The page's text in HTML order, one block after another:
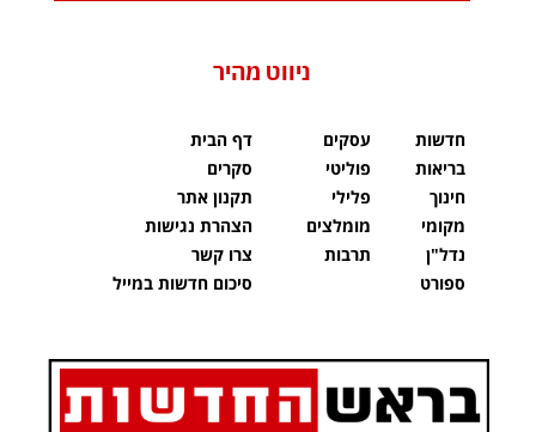
ניווט מהיר
חדשות
בריאות
חינוך
מקומי
נדל"ן
ספורט
עסקים
פוליטי
פלילי
מומלצים
תרבות
דף הבית
סקרים
תקנון אתר
הצהרת נגישות
צרו קשר
סיכום חדשות במייל